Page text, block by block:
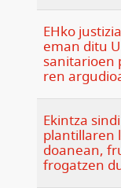
EHko
eman ditu
sanitarioen
ren
Ekintza
plantillaren
doanean,
frogatzen